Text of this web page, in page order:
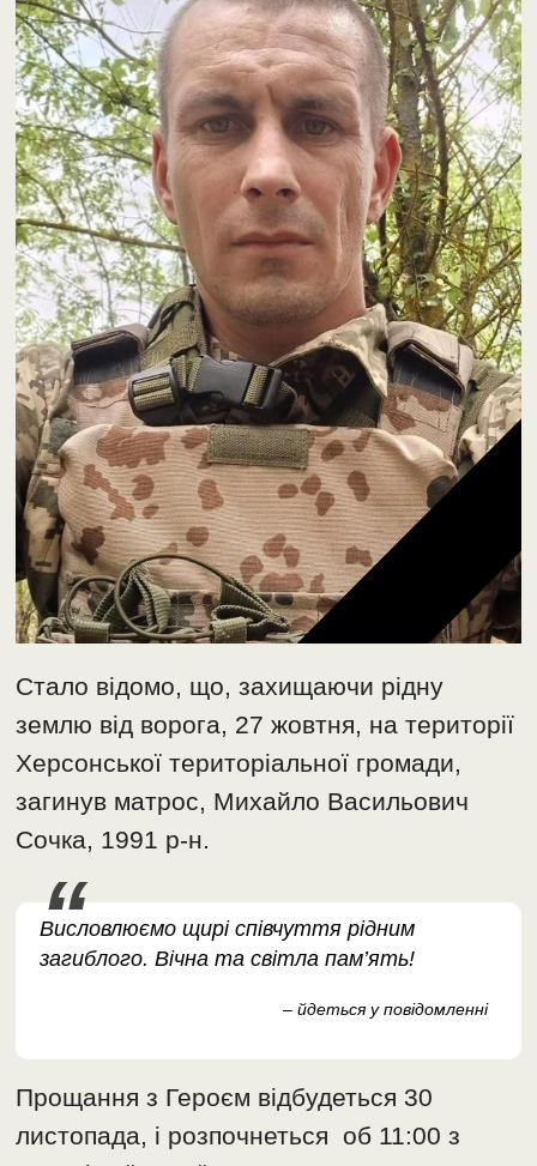
Стало відомо, що, захищаючи рідну
землю від ворога, 27 жовтня, на території
Херсонської територіальної громади,
загинув матрос, Михайло Васильович
Сочка, 1991 р-н.
Висловлюємо щирі співчуття рідним
загиблого. Вічна та світла пам’ять!
– йдеться у повідомленні
Прощання з Героєм відбудеться 30
листопада, і розпочнеться об 11:00 з